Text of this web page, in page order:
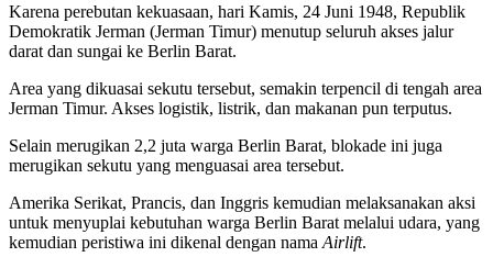
Karena perebutan kekuasaan, hari Kamis, 24 Juni 1948, Republik
Demokratik Jerman (Jerman Timur) menutup seluruh akses jalur
darat dan sungai ke Berlin Barat.
Area yang dikuasai sekutu tersebut, semakin terpencil di tengah area
Jerman Timur. Akses logistik, listrik, dan makanan pun terputus.
Selain merugikan 2,2 juta warga Berlin Barat, blokade ini juga
merugikan sekutu yang menguasai area tersebut.
Amerika Serikat, Prancis, dan Inggris kemudian melaksanakan aksi
untuk menyuplai kebutuhan warga Berlin Barat melalui udara, yang
kemudian peristiwa ini dikenal dengan nama Airlift.